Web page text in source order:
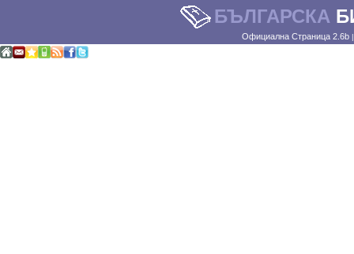
БЪЛГАРСКА
Официална Страница 2.6b